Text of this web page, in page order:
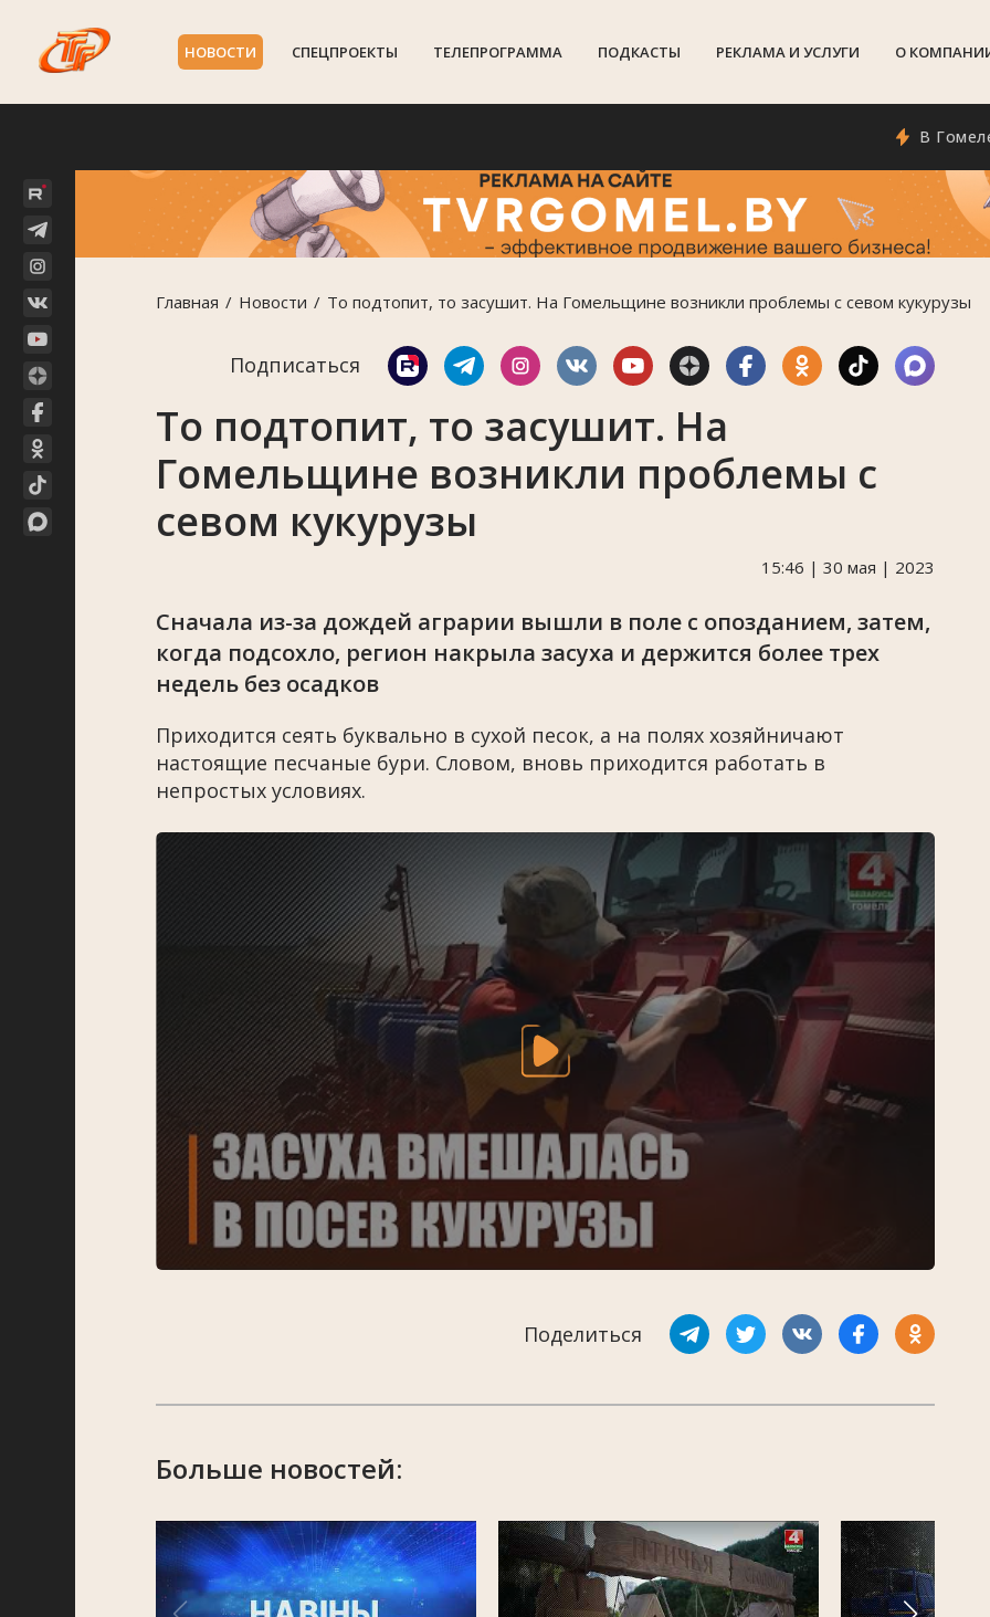
НОВОСТИ СПЕЦПРОЕКТЫ ТЕЛЕПРОГРАММА ПОДКАСТЫ РЕКЛАМА И УСЛУГИ О
В Гомеле
Главная Новости То подтопит, то засушит. На Гомельщине возникли проблемы с севом кукурузы
Подписаться
То подтопит, то засушит. На
Гомельщине возникли проблемы с
севом кукурузы
15:46 | 30 мая | 2023
Сначала из-за дождей аграрии вышли в поле с опозданием, затем,
когда подсохло, регион накрыла засуха и держится более трех
недель без осадков
Приходится сеять буквально в сухой песок, а на полях хозяйничают
настоящие песчаные бури. Словом, вновь приходится работать в
непростых условиях.
Поделиться
Больше новостей: